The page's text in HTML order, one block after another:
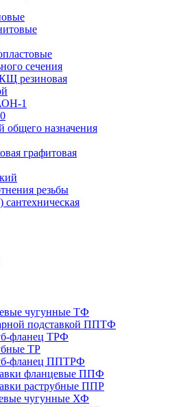
сечения
резиновая
1
общего назначения
графитовая
резьбы
сантехническая
чугунные ТФ
подставкой ППТФ
фланец ТРФ
ТР
фланец ППТРФ
фланцевые ППФ
раструбные ППР
чугунные ХФ